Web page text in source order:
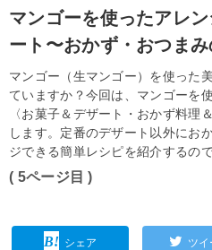
マンゴーを使ったアレ
ート〜おかず・おつまみ
マンゴー（生マンゴー）を使った
ていますか？今回は、マンゴーを
〈お菓子＆デザート・おかず料理
します。定番のデザート以外にお
ジできる簡単レシピを紹介するの
( 5ページ目 )
シェア ツイ